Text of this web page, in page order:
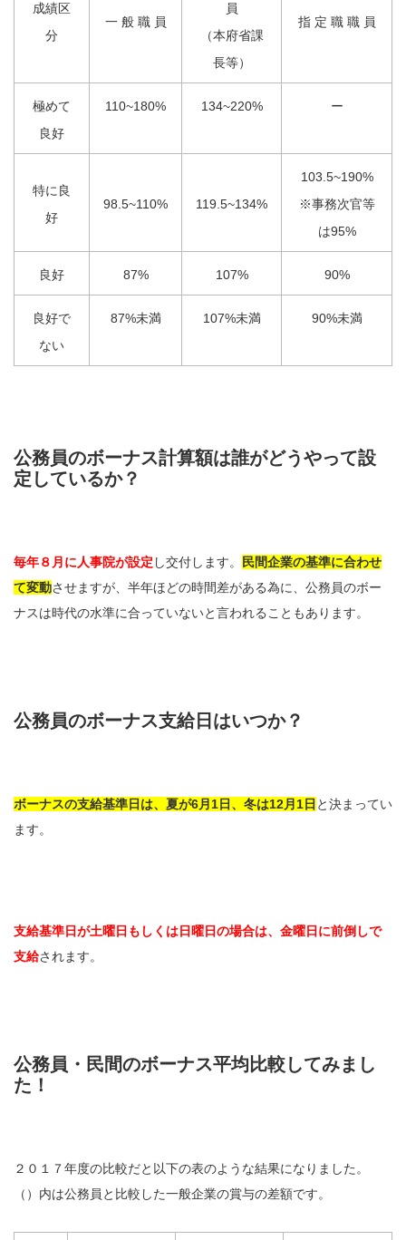
成績区
分
一 般 職 員
員
（本府省課
長等）
指 定 職 職 員
極めて
良好
110~180% 134~220% ー
特に良
好
98.5~110% 119.5~134%
103.5~190%
※事務次官等
は95%
良好 87% 107% 90%
良好で
ない
87%未満 107%未満 90%未満
公務員のボーナス計算額は誰がどうやって設
定しているか？
毎年８月に人事院が設定 し交付します。
民間企業の基準に合わせ
て変動させますが、半年ほどの時間差がある為に、公務員のボー
ナスは時代の水準に合っていないと言われることもあります。
公務員のボーナス支給日はいつか？
ボーナスの支給基準日は、夏が6月1日、冬は12月1日 と決まってい
ます。
支給基準日が土曜日もしくは日曜日の場合は、金曜日に前倒しで
支給されます。
公務員・民間のボーナス平均比較してみまし
た！
２０１７年度の比較だと以下の表のような結果になりました。
（）内は公務員と比較した一般企業の賞与の差額です。